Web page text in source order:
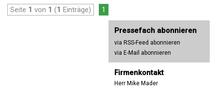
Seite 1 von 1 (1 Einträge) 1
Pressefach abonnieren
via RSS-Feed abonnieren
via E-Mail abonnieren
Firmenkontakt
Herr Mike Mader